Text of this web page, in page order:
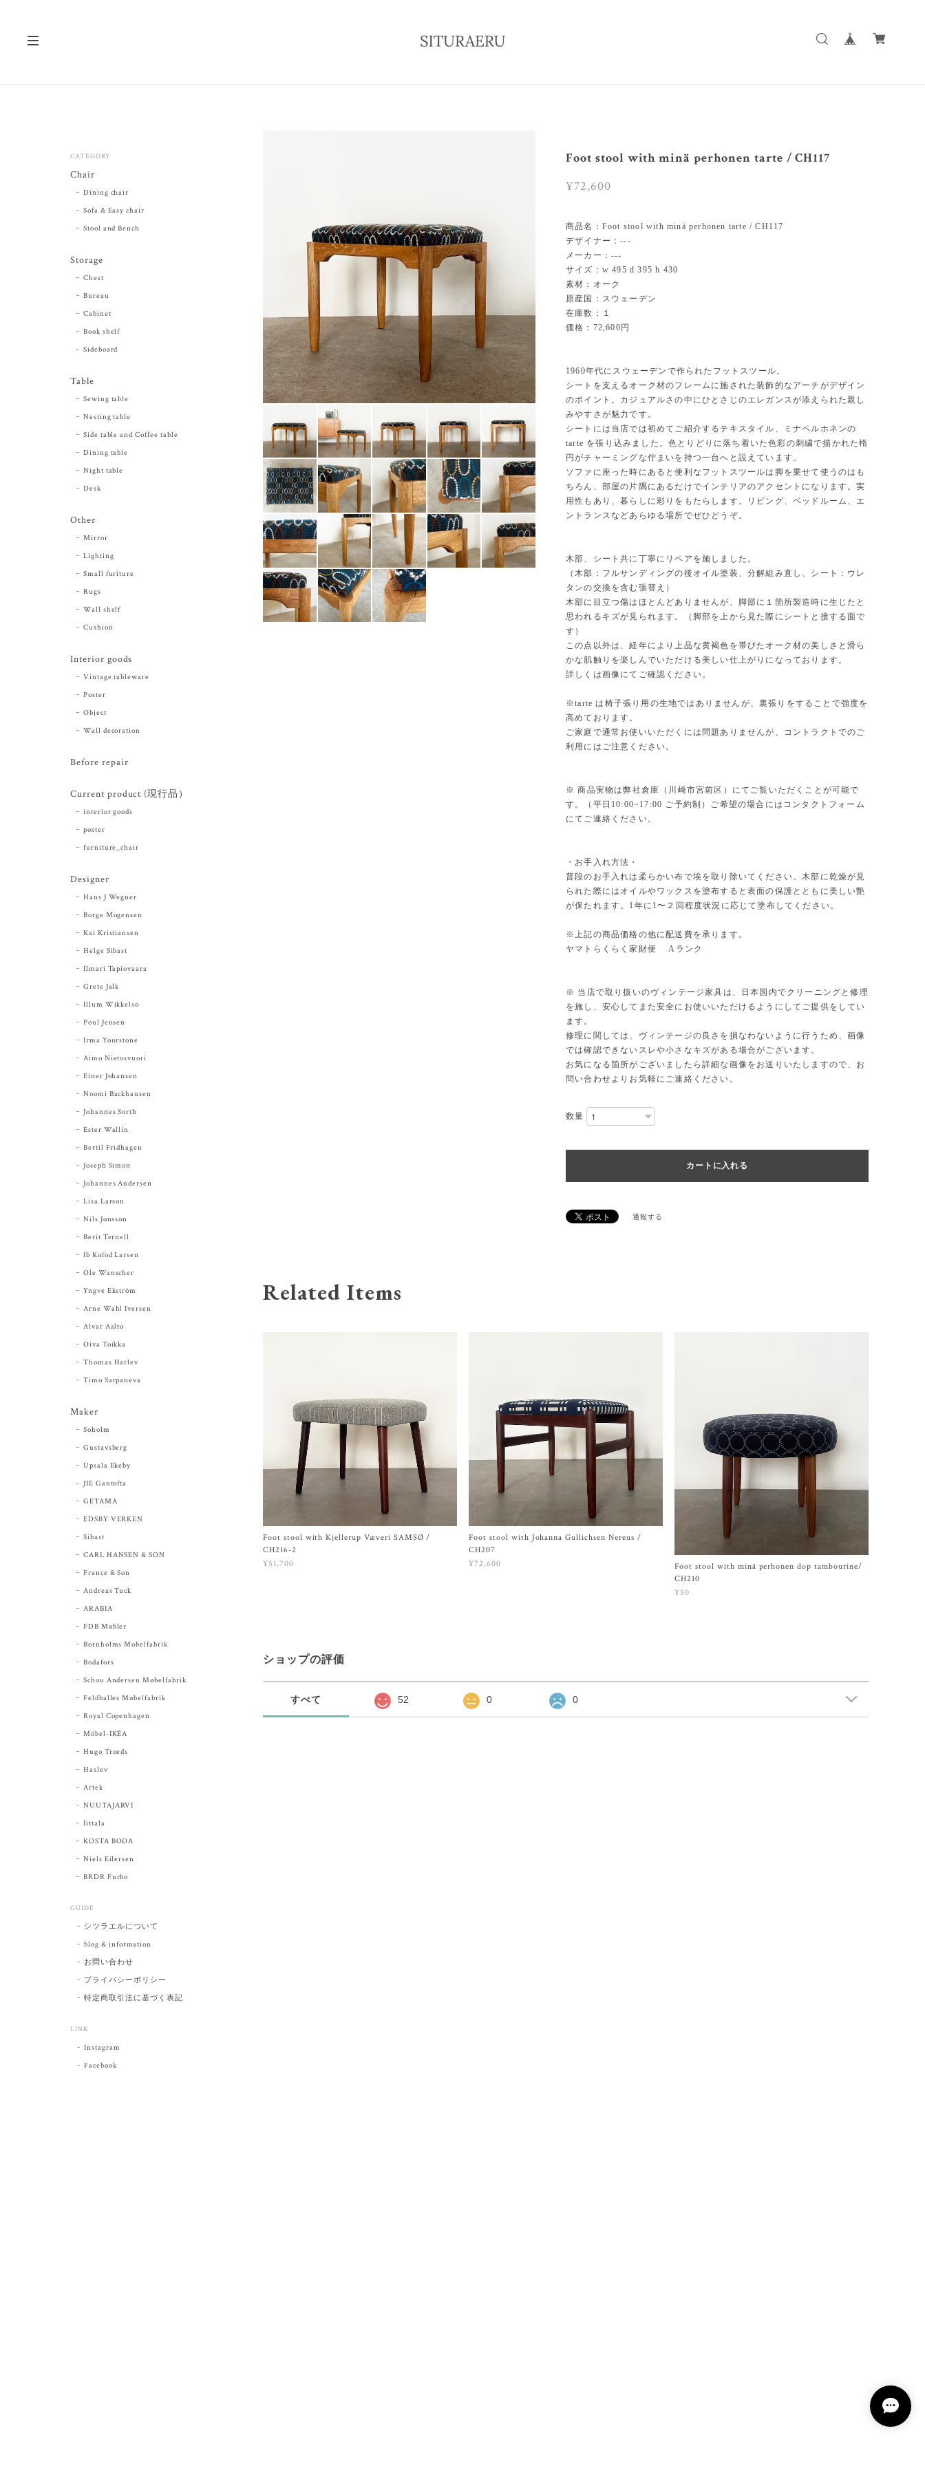
Foot stool with minä perhonen tarte / CH117
¥72,600
商品名：Foot stool with minä perhonen tarte / CH117
デザイナー：---
メーカー：---
サイズ：w 495 d 395 h 430
素材：オーク
原産国：スウェーデン
在庫数：１
価格：72,600円
1960年代にスウェーデンで作られたフットスツール。
シートを支えるオーク材のフレームに施された装飾的なアーチがデザイン
のポイント。カジュアルさの中にひとさじのエレガンスが添えられた親し
みやすさが魅力です。
シートには当店では初めてご紹介するテキスタイル、ミナペルホネンの
tarte を張り込みました。色とりどりに落ち着いた色彩の刺繍で描かれた楕
円がチャーミングな佇まいを持つ一台へと設えています。
ソファに座った時にあると便利なフットスツールは脚を乗せて使うのはも
ちろん、部屋の片隅にあるだけでインテリアのアクセントになります。実
用性もあり、暮らしに彩りをもたらします。リビング、ベッドルーム、エ
ントランスなどあらゆる場所でぜひどうぞ。
木部、シート共に丁寧にリペアを施しました。
（木部：フルサンディングの後オイル塗装、分解組み直し、シート：ウレ
タンの交換を含む張替え）
木部に目立つ傷はほとんどありませんが、脚部に１箇所製造時に生じたと
思われるキズが見られます。（脚部を上から見た際にシートと接する面で
す）
この点以外は、経年により上品な黄褐色を帯びたオーク材の美しさと滑ら
かな肌触りを楽しんでいただける美しい仕上がりになっております。
詳しくは画像にてご確認ください。
※tarte は椅子張り用の生地ではありませんが、裏張りをすることで強度を
高めております。
ご家庭で通常お使いいただくには問題ありませんが、コントラクトでのご
利用にはご注意ください。
※ 商品実物は弊社倉庫（川崎市宮前区）にてご覧いただくことが可能で
す。（平日10:00~17:00 ご予約制）ご希望の場合にはコンタクトフォーム
にてご連絡ください。
・お手入れ方法・
普段のお手入れは柔らかい布で埃を取り除いてください。木部に乾燥が見
られた際にはオイルやワックスを塗布すると表面の保護とともに美しい艶
が保たれます。1年に1〜２回程度状況に応じて塗布してください。
※上記の商品価格の他に配送費を承ります。
ヤマトらくらく家財便 Aランク
※ 当店で取り扱いのヴィンテージ家具は、日本国内でクリーニングと修理
を施し、安心してまた安全にお使いいただけるようにしてご提供をしてい
ます。
修理に関しては、ヴィンテージの良さを損なわないように行うため、画像
では確認できないスレや小さなキズがある場合がございます。
お気になる箇所がございましたら詳細な画像をお送りいたしますので、お
問い合わせよりお気軽にご連絡ください。
数量
通報する
Related Items
Foot stool with Kjellerup Væveri SAMSØ /
CH216-2
¥51,700
Foot stool with Johanna Gullichsen Nereus /
CH207
¥72,600
Foot stool with minä perhonen dop tambourine/
CH210
¥50
ショップの評価
すべて 52 0 0
CATEGORY
Chair
Dining chair
Sofa & Easy chair
Stool and Bench
Storage
Chest
Bureau
Cabinet
Book shelf
Sideboard
Table
Sewing table
Nesting table
Side table and Coffee table
Dining table
Night table
Desk
Other
Mirror
Lighting
Small furiture
Rugs
Wall shelf
Cushion
Interior goods
Vintage tableware
Poster
Object
Wall decoration
Before repair
Current product (現行品）
interior goods
poster
furniture_chair
Designer
Hans J Wegner
Borge Mogensen
Kai Kristiansen
Helge Sibast
Ilmari Tapiovaara
Grete Jalk
Illum Wikkelso
Poul Jensen
Irma Yourstone
Aimo Nietosvuori
Einer Johansen
Noomi Backhausen
Johannes Sorth
Ester Wallin
Bertil Fridhagen
Joseph Simon
Johannes Andersen
Lisa Larson
Nils Jonsson
Berit Ternell
Ib Kofod Larsen
Ole Wanscher
Yngve Ekström
Arne Wahl Iversen
Alvar Aalto
Oiva Toikka
Thomas Harlev
Timo Sarpaneva
Maker
Soholm
Gustavsberg
Upsala Ekeby
JIE Gantofta
GETAMA
EDSBY VERKEN
Sibast
CARL HANSEN & SON
France & Son
Andreas Tuck
ARABIA
FDB Møbler
Bornholms Mobelfabrik
Bodafors
Schou Andersen Møbelfabrik
Feldballes Møbelfabrik
Royal Copenhagen
Möbel-IKÉA
Hugo Troeds
Haslev
Artek
NUUTAJARVI
Iittala
KOSTA BODA
Niels Eilersen
BRDR Furbo
GUIDE
シツラエルについて
blog & information
お問い合わせ
プライバシーポリシー
特定商取引法に基づく表記
LINK
Instagram
Facebook